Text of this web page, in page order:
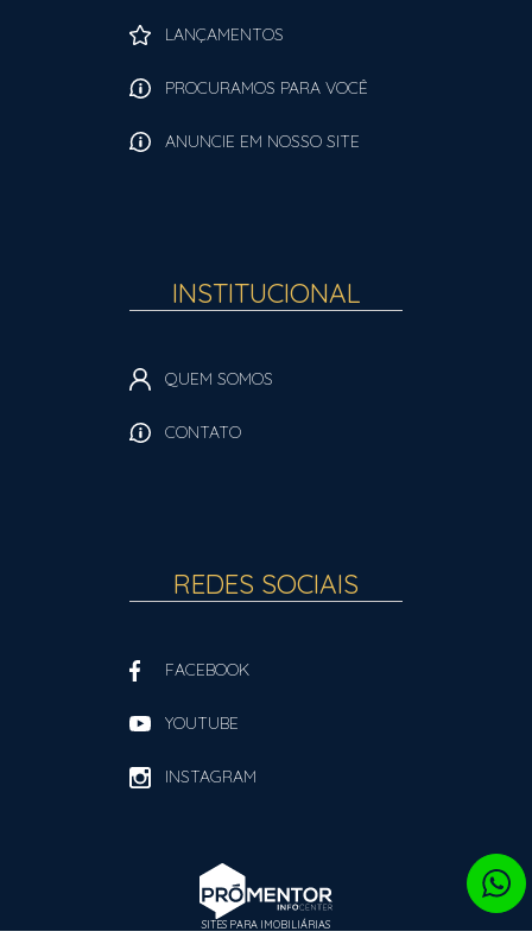
LANÇAMENTOS
PROCURAMOS PARA VOCÊ
ANUNCIE EM NOSSO SITE
INSTITUCIONAL
QUEM SOMOS
CONTATO
REDES SOCIAIS
FACEBOOK
YOUTUBE
INSTAGRAM
SITES PARA IMOBILIÁRIAS